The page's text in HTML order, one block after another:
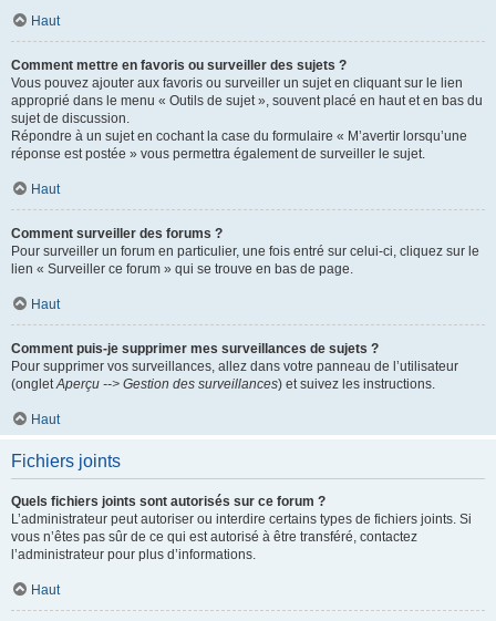
Haut
Comment mettre en favoris ou surveiller des sujets ?
Vous pouvez ajouter aux favoris ou surveiller un sujet en cliquant sur le lien
approprié dans le menu « Outils de sujet », souvent placé en haut et en bas du
sujet de discussion.
Répondre à un sujet en cochant la case du formulaire « M’avertir lorsqu’une
réponse est postée » vous permettra également de surveiller le sujet.
Haut
Comment surveiller des forums ?
Pour surveiller un forum en particulier, une fois entré sur celui-ci, cliquez sur le
lien « Surveiller ce forum » qui se trouve en bas de page.
Haut
Comment puis-je supprimer mes surveillances de sujets ?
Pour supprimer vos surveillances, allez dans votre panneau de l’utilisateur
(ongletAperçu --> Gestion des surveillances) et suivez les instructions.
Haut
Fichiers joints
Quels fichiers joints sont autorisés sur ce forum ?
L’administrateur peut autoriser ou interdire certains types de fichiers joints. Si
vous n’êtes pas sûr de ce qui est autorisé à être transféré, contactez
l’administrateur pour plus d’informations.
Haut